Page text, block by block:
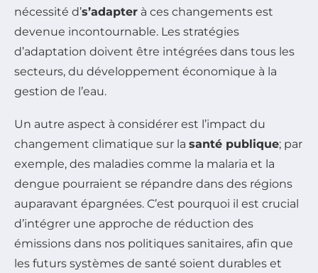
nécessité d’s’adapter à ces changements est
devenue incontournable. Les stratégies
d’adaptation doivent être intégrées dans tous les
secteurs, du développement économique à la
gestion de l’eau.
Un autre aspect à considérer est l’impact du
changement climatique sur la santé publique; par
exemple, des maladies comme la malaria et la
dengue pourraient se répandre dans des régions
auparavant épargnées. C’est pourquoi il est crucial
d’intégrer une approche de réduction des
émissions dans nos politiques sanitaires, afin que
les futurs systèmes de santé soient durables et